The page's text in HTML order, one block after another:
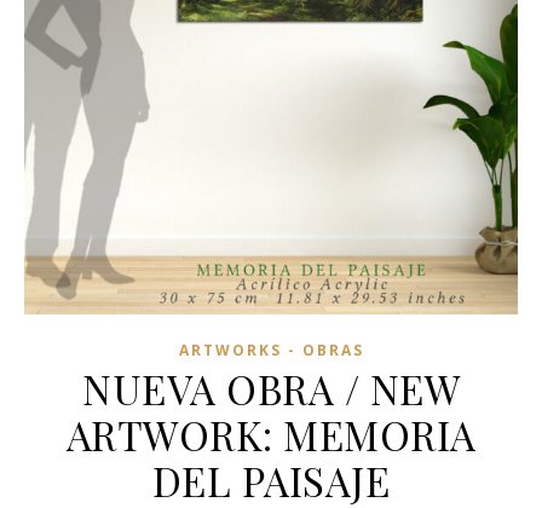
ARTWORKS - OBRAS
NUEVA OBRA / NEW
ARTWORK: MEMORIA
DEL PAISAJE